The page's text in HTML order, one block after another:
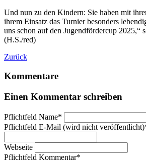
Und nun zu den Kindern: Sie haben mit
ihrem Einsatz das Turnier besonders
uns schon auf den Jugendfördercup 2025,“
(H.S./red)
Zurück
Kommentare
Einen Kommentar schreiben
Pflichtfeld Name*
Pflichtfeld E-Mail (wird nicht veröffentlicht)
Webseite
Pflichtfeld Kommentar*